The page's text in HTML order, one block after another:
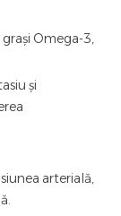
Omega-3,
și
arterială,